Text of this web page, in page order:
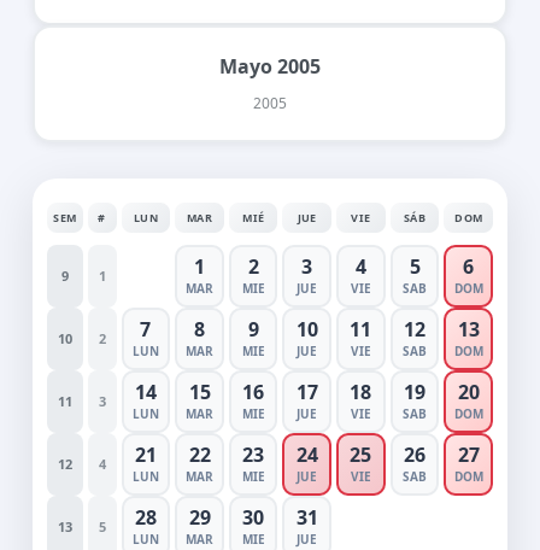
Mayo 2005
2005
SEM # LUN MAR MIÉ JUE VIE SÁB DOM
9 1 1
MAR
2
MIE
3
JUE
4
VIE
5
SAB
6
DOM
10 2 7
LUN
8
MAR
9
MIE
10
JUE
11
VIE
12
SAB
13
DOM
11 3 14
LUN
15
MAR
16
MIE
17
JUE
18
VIE
19
SAB
20
DOM
12 4 21
LUN
22
MAR
23
MIE
24
JUE
25
VIE
26
SAB
27
DOM
13 5 28
LUN
29
MAR
30
MIE
31
JUE